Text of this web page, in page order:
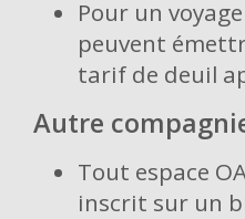
Pour un
peuvent
tarif de deuil
Autre
Tout espace
inscrit sur un